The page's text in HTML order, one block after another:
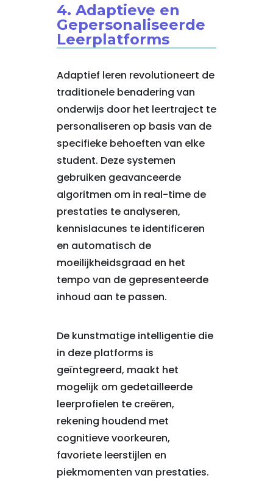
4. Adaptieve en
Gepersonaliseerde
Leerplatforms
Adaptief leren revolutioneert de
traditionele benadering van
onderwijs door het leertraject te
personaliseren op basis van de
specifieke behoeften van elke
student. Deze systemen
gebruiken geavanceerde
algoritmen om in real-time de
prestaties te analyseren,
kennislacunes te identificeren
en automatisch de
moeilijkheidsgraad en het
tempo van de gepresenteerde
inhoud aan te passen.
De kunstmatige intelligentie die
in deze platforms is
geïntegreerd, maakt het
mogelijk om gedetailleerde
leerprofielen te creëren,
rekening houdend met
cognitieve voorkeuren,
favoriete leerstijlen en
piekmomenten van prestaties.